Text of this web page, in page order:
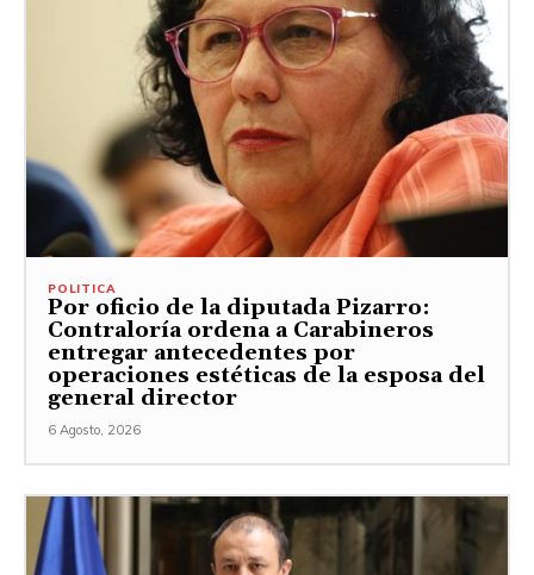
POLITICA
Por oficio de la diputada Pizarro:
Contraloría ordena a Carabineros
entregar antecedentes por
operaciones estéticas de la esposa del
general director
6 Agosto, 2026